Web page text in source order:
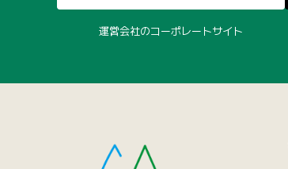
運営会社のコーポレートサイト